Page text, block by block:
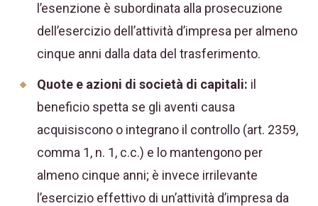
l’esenzione è subordinata alla prosecuzione
dell’esercizio dell’attività d’impresa per almeno
cinque anni dalla data del trasferimento.
Quote e azioni di società di capitali: il
beneficio spetta se gli aventi causa
acquisiscono o integrano il controllo (art. 2359,
comma 1, n. 1, c.c.) e lo mantengono per
almeno cinque anni; è invece irrilevante
l’esercizio effettivo di un’attività d’impresa da